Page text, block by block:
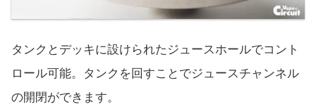
タンクとデッキに設けられたジュースホールでコント
ロール可能。タンクを回すことでジュースチャンネル
の開閉ができます。